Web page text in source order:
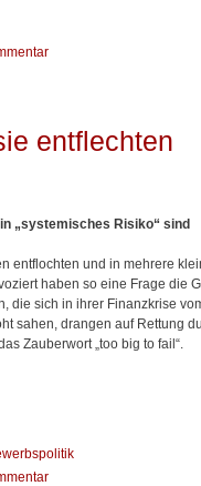
entflechten
„systemisches Risiko“ sind
entflochten und in mehrere
haben so eine Frage die
die sich in ihrer Finanzkrise
sahen, drangen auf Rettung
Zauberwort „too big to fail“.